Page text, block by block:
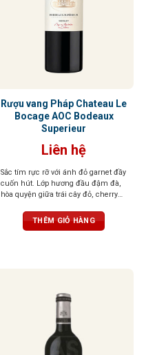
Rượu vang Pháp Chateau Le
Bocage AOC Bodeaux
Superieur
Liên hệ
Sắc tím rực rỡ với ánh đỏ garnet đầy
cuốn hút. Lớp hương đầu đậm đà,
hòa quyện giữa trái cây đỏ, cherry
kèm theo nốt cay nhẹ đầy tinh tế.
rượu cân bằng, mềm mại với hậu vị
THÊM GIỎ HÀNG